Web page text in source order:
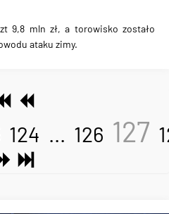
9,8 mln zł, a torowisko zostało
ataku zimy.
124 ... 126 127